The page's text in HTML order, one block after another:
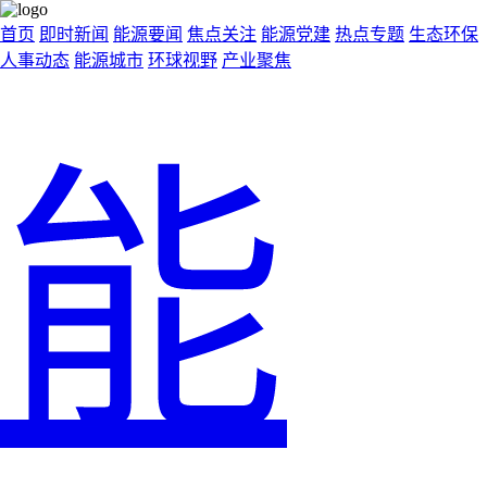
首页 即时新闻 能源要闻 焦点关注 能源党建 热点专题 生态环保
人事动态 能源城市 环球视野 产业聚焦
能